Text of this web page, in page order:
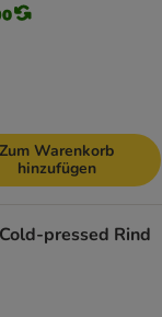
Zum Warenkorb
hinzufügen
pressed Rind